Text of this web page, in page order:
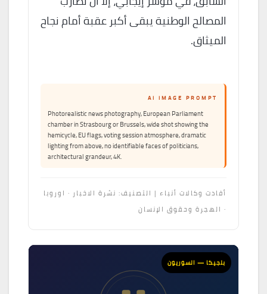
المصالح الوطنية يبقى أكبر عقبة أمام نجاح
الميثاق.
AI IMAGE PROMPT
Photorealistic news photography, European Parliament
chamber in Strasbourg or Brussels, wide shot showing the
hemicycle, EU flags, voting session atmosphere, dramatic
lighting from above, no identifiable faces of politicians,
architectural grandeur, 4K.
أفادت وكالات أنباء | التصنيف: نشرة الاخبار · اوروبا
· الهجرة وحقوق الإنسان
بلجيكا — السوريون